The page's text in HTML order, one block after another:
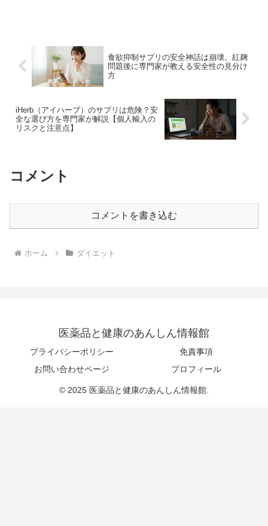
食欲抑制サプリの安全神話は崩壊。紅麹
問題後に専門家が教える安全性の見分け
方
iHerb（アイハーブ）のサプリは危険？安
全な選び方を専門家が解説【個人輸入の
リスクと注意点】
コメント
コメントを書き込む
ホーム ダイエット
医薬品と健康のあんしん情報館
プライバシーポリシー
免責事項
お問い合わせページ
プロフィール
© 2025 医薬品と健康のあんしん情報館.